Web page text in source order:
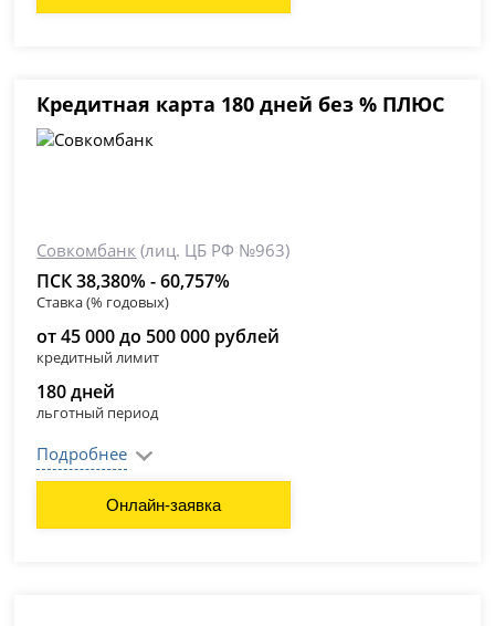
Кредитная карта 180 дней без % ПЛЮС
Совкомбанк (лиц. ЦБ РФ №963)
ПСК 38,380% - 60,757%
Ставка (% годовых)
от 45 000 до 500 000 рублей
кредитный лимит
180 дней
льготный период
Подробнее
Онлайн-заявка